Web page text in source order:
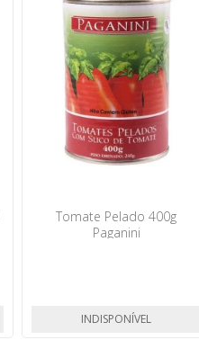
Tomate Pelado 400g
Paganini
INDISPONÍVEL